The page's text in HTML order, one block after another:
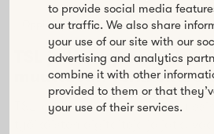
to provide social media
our traffic. We also share
your use of our site with our
advertising and analytics
combine it with other
provided to them or that
your use of their services.
Oppiminen
TSL ja Howspace
muuttavan
TSL loi Howspacella